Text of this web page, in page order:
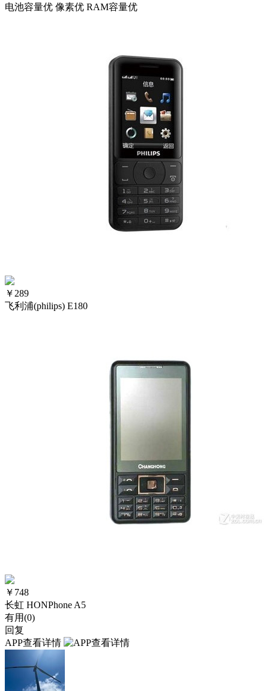
电池容量优 像素优 RAM容量优
￥ 289
飞利浦(philips) E180
￥ 748
长虹 HONPhone A5
有用(0)
回复
APP查看详情